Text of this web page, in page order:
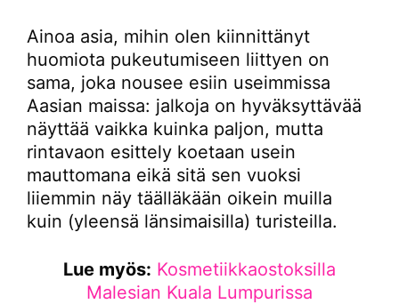
Ainoa asia, mihin olen kiinnittänyt
huomiota pukeutumiseen liittyen on
sama, joka nousee esiin useimmissa
Aasian maissa: jalkoja on hyväksyttävää
näyttää vaikka kuinka paljon, mutta
rintavaon esittely koetaan usein
mauttomana eikä sitä sen vuoksi
liiemmin näy täälläkään oikein muilla
kuin (yleensä länsimaisilla) turisteilla.
Lue myös: Kosmetiikkaostoksilla
Malesian Kuala Lumpurissa